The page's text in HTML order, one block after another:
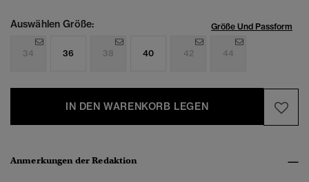
Auswählen Größe: Größe Und Passform
34 36 38 40 42 44
IN DEN WARENKORB LEGEN
Anmerkungen der Redaktion